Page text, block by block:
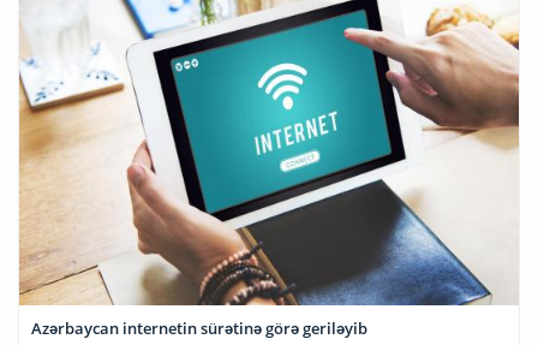
Azərbaycan internetin sürətinə görə geriləyib